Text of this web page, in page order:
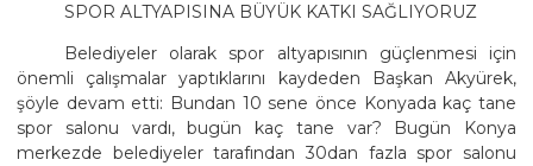
SPOR ALTYAPISINA BÜYÜK KATKI SAĞLIYORUZ
Belediyeler olarak spor altyapısının güçlenmesi için
önemli çalışmalar yaptıklarını kaydeden Başkan Akyürek,
şöyle devam etti: Bundan 10 sene önce Konyada kaç tane
spor salonu vardı, bugün kaç tane var? Bugün Konya
merkezde belediyeler tarafından 30dan fazla spor salonu